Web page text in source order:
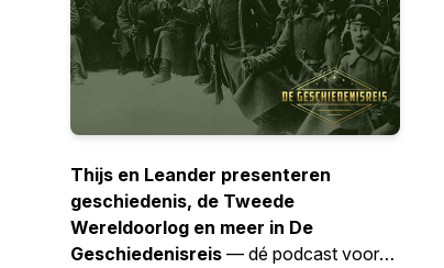
Thijs en Leander presenteren
geschiedenis, de Tweede
Wereldoorlog en meer in De
Geschiedenisreis — dé podcast voor